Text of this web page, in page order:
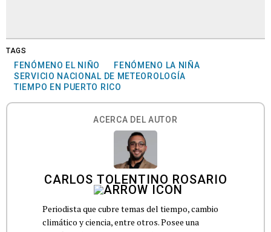
TAGS
FENÓMENO EL NIÑO
FENÓMENO LA NIÑA
SERVICIO NACIONAL DE METEOROLOGÍA
TIEMPO EN PUERTO RICO
ACERCA DEL AUTOR
CARLOS TOLENTINO ROSARIO
Periodista que cubre temas del tiempo, cambio
climático y ciencia, entre otros. Posee una